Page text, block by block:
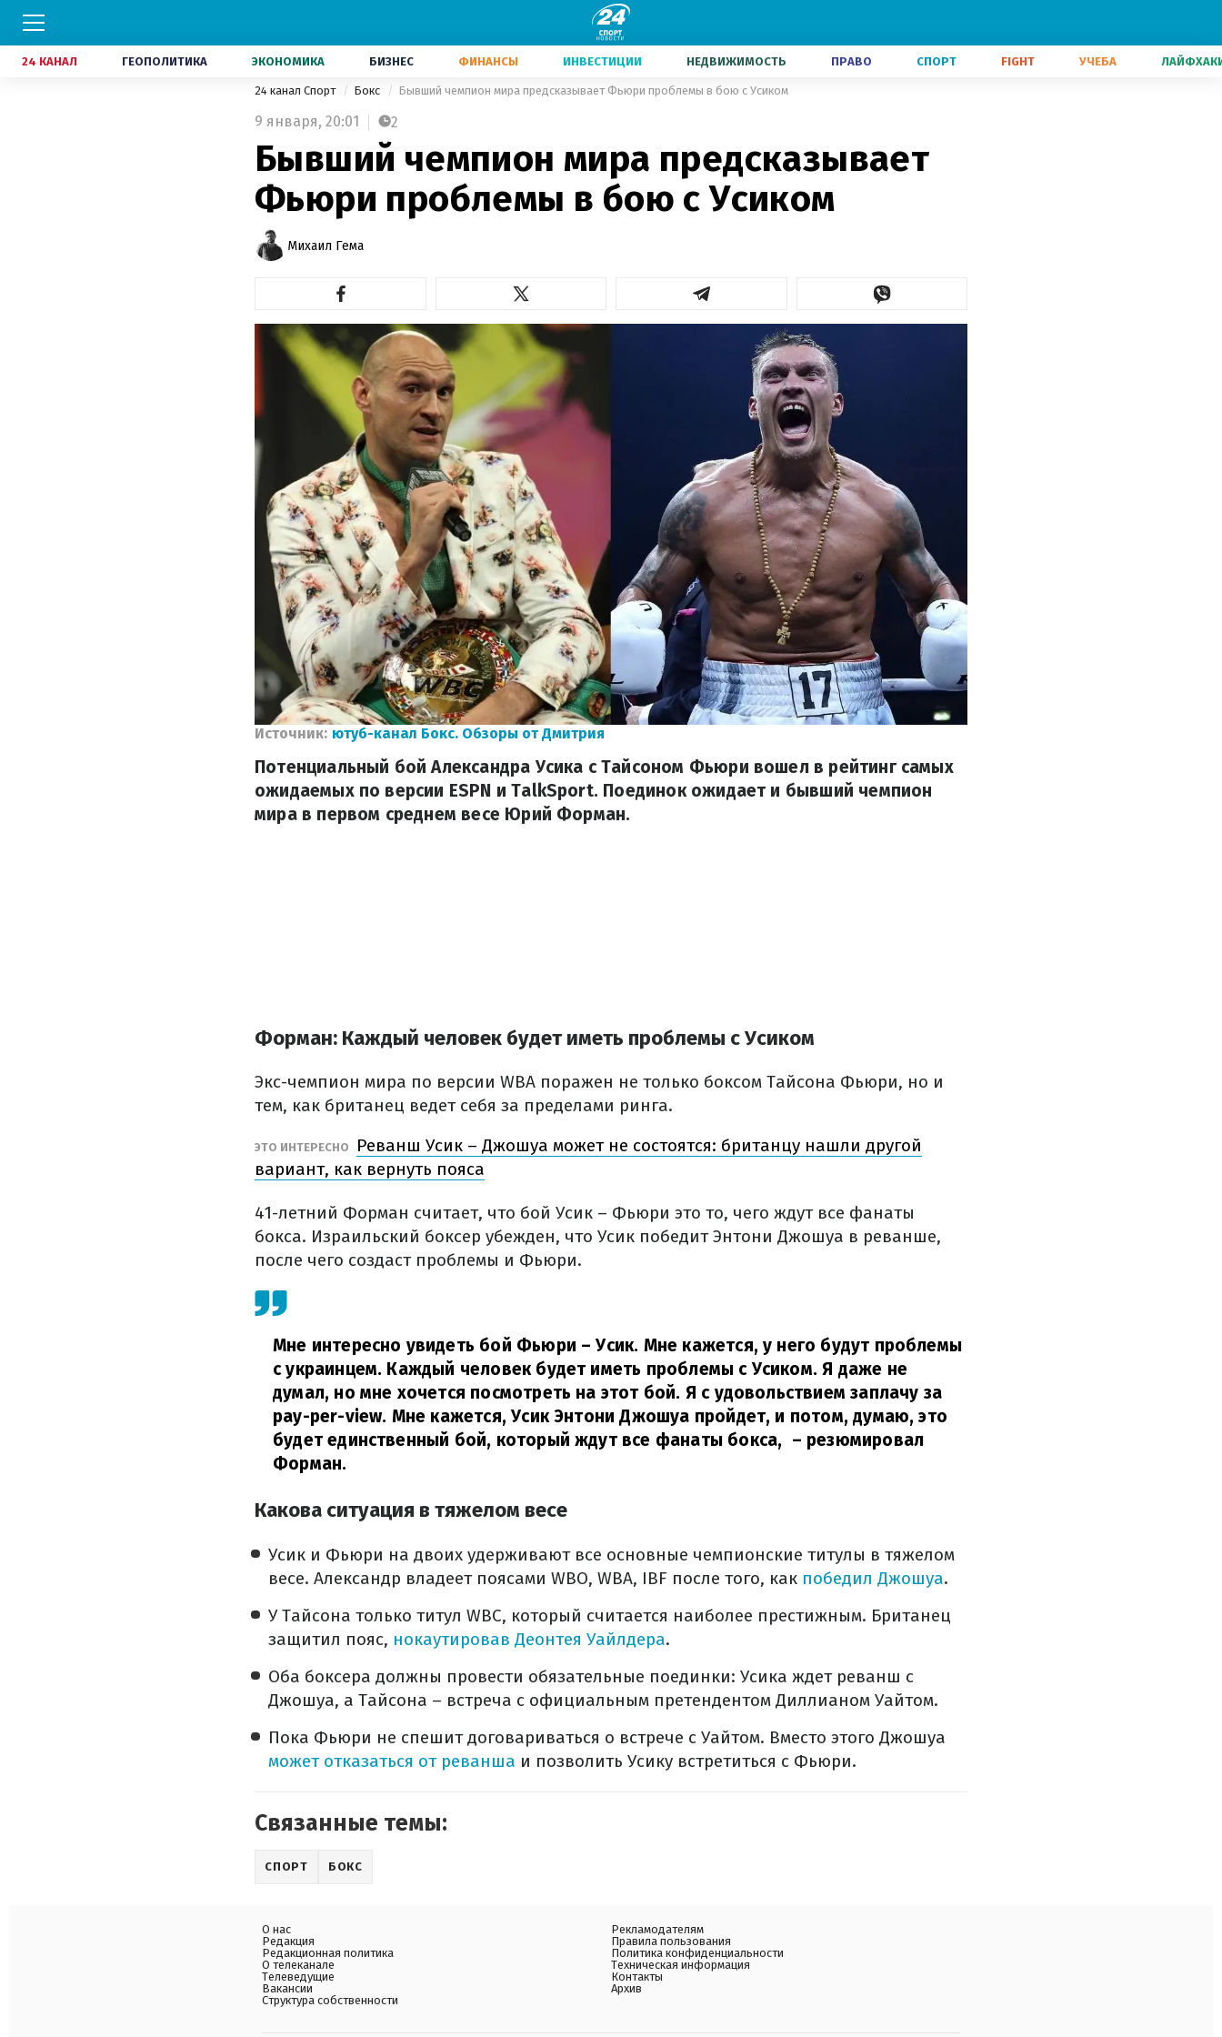
24 КАНАЛ ГЕОПОЛИТИКА ЭКОНОМИКА БИЗНЕС ФИНАНСЫ ИНВЕСТИЦИИ НЕДВИЖИМОСТЬ ПРАВО СПОРТ FIGHT УЧЕБА
24 канал Спорт Бокс Бывший чемпион мира предсказывает Фьюри проблемы в бою с Усиком
9 января, 20:01 2
Бывший чемпион мира предсказывает
Фьюри проблемы в бою с Усиком
Михаил Гема
Источник: ютуб-канал Бокс. Обзоры от Дмитрия
Потенциальный бой Александра Усика с Тайсоном Фьюри вошел в рейтинг самых
ожидаемых по версии ESPN и TalkSport. Поединок ожидает и бывший чемпион
мира в первом среднем весе Юрий Форман.
Форман: Каждый человек будет иметь проблемы с Усиком
Экс-чемпион мира по версии WBA поражен не только боксом Тайсона Фьюри, но и
тем, как британец ведет себя за пределами ринга.
ЭТО ИНТЕРЕСНО
Реванш Усик – Джошуа может не состоятся: британцу нашли другой
вариант, как вернуть пояса
41-летний Форман считает, что бой Усик – Фьюри это то, чего ждут все фанаты
бокса. Израильский боксер убежден, что Усик победит Энтони Джошуа в реванше,
после чего создаст проблемы и Фьюри.
Мне интересно увидеть бой Фьюри – Усик. Мне кажется, у него будут проблемы
с украинцем. Каждый человек будет иметь проблемы с Усиком. Я даже не
думал, но мне хочется посмотреть на этот бой. Я с удовольствием заплачу за
pay-per-view. Мне кажется, Усик Энтони Джошуа пройдет, и потом, думаю, это
будет единственный бой, который ждут все фанаты бокса, – резюмировал
Форман.
Какова ситуация в тяжелом весе
Усик и Фьюри на двоих удерживают все основные чемпионские титулы в тяжелом
весе. Александр владеет поясами WBO, WBA, IBF после того, как победил Джошуа.
У Тайсона только титул WBC, который считается наиболее престижным. Британец
защитил пояс, нокаутировав Деонтея Уайлдера.
Оба боксера должны провести обязательные поединки: Усика ждет реванш с
Джошуа, а Тайсона – встреча с официальным претендентом Диллианом Уайтом.
Пока Фьюри не спешит договариваться о встрече с Уайтом. Вместо этого Джошуа
может отказаться от реванша и позволить Усику встретиться с Фьюри.
Связанные темы:
СПОРТ БОКС
О нас
Редакция
Редакционная политика
О телеканале
Телеведущие
Вакансии
Структура собственности
Рекламодателям
Правила пользования
Политика конфиденциальности
Техническая информация
Контакты
Архив